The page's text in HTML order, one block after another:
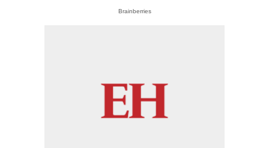
Brainberries